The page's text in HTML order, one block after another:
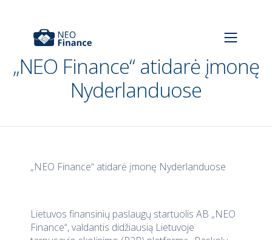
„NEO Finance“ atidarė įmonę
Nyderlanduose
„NEO Finance“ atidarė įmonę Nyderlanduose
Lietuvos finansinių paslaugų startuolis AB „NEO
Finance“, valdantis didžiausią Lietuvoje